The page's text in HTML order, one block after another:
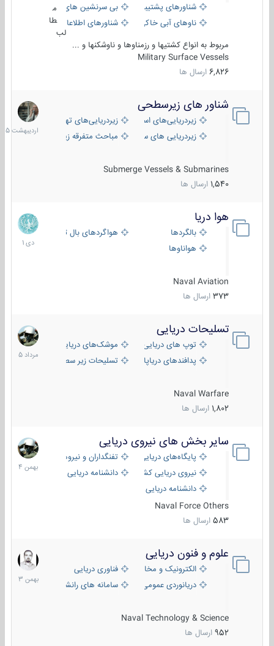
شناورهای پشتیبانی
بی سرنشین های دریایی
ناوهای آبی خاکی و نیروبرشناورهای اطلاعاتی و جاسوسی
طا
لب
مربوط به انواع کشتیها و رزمناوها و ناوشکنها و ...
Military Surface Vessels
6,826 ارسال ها
شناور های زیرسطحی
زیردریایی‌های استراتژیکزیردریایی‌های تهاجمی
زیردریایی های سبک
مباحث متفرقه زیرسطحی
Submerge Vessels & Submarines
1,540 ارسال ها
31
1405
هوا دریا
بالگردها
هواگردهای بال ثابت
هواناوها
Naval Aviation
373 ارسال ها
12
دی
1401
تسلیحات دریایی
توپ های دریایی
موشک‌های دریایی
پدافندهای دریاپایه
تسلیحات زیر سطحی
Naval Warfare
1,802 ارسال ها
2
مرداد
1405
سایر بخش های نیروی دریایی
پایگاه‌های دریایی
تفنگداران و نیروهای ویژه‌ی دریایی
نیروی دریایی کشورهای مختلفدانشنامه دریایی
دانشنامه دریایی کپی
Naval Force Others
583 ارسال ها
22
بهمن
1404
علوم و فنون دریایی
الکترونیک و مخابرات دریاییفناوری دریایی
دریانوردی عمومی
سامانه های رانشی دریایی
Naval Technology & Science
952 ارسال ها
6
بهمن
1403